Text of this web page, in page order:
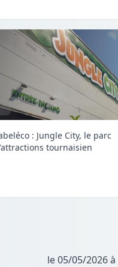
: Jungle City, le parc
tournaisien
le 05/05/2026 à